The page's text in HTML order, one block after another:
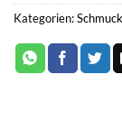
Kategorien:Schmuck